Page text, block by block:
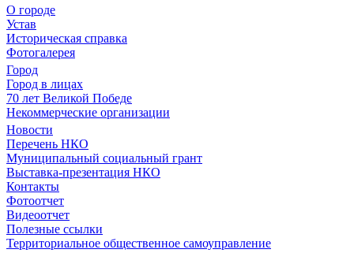
О городе
Устав
Историческая справка
Фотогалерея
Город
Город в лицах
70 лет Великой Победе
Некоммерческие организации
Новости
Перечень НКО
Муниципальный социальный грант
Выставка-презентация НКО
Контакты
Фотоотчет
Видеоотчет
Полезные ссылки
Территориальное общественное самоуправление